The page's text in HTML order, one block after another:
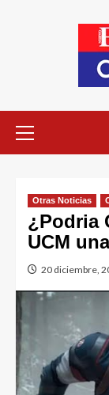
Otras Noticias
¿Podria
UCM
20 diciembre,